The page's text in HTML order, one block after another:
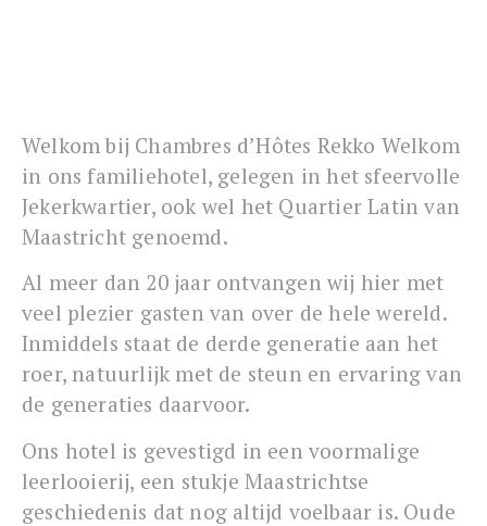
Welkom bij Chambres d’Hôtes Rekko Welkom
in ons familiehotel, gelegen in het sfeervolle
Jekerkwartier, ook wel het Quartier Latin van
Maastricht genoemd.
Al meer dan 20 jaar ontvangen wij hier met
veel plezier gasten van over de hele wereld.
Inmiddels staat de derde generatie aan het
roer, natuurlijk met de steun en ervaring van
de generaties daarvoor.
Ons hotel is gevestigd in een voormalige
leerlooierij, een stukje Maastrichtse
geschiedenis dat nog altijd voelbaar is. Oude